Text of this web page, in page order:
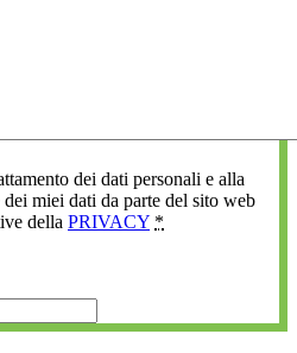
dei dati personali e alla
miei dati da parte del sito web
della PRIVACY *